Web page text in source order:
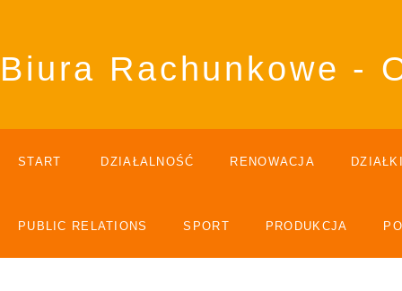
Biura Rachunkowe -
START DZIAŁALNOŚĆ RENOWACJA
PUBLIC RELATIONS SPORT PRODUKCJA